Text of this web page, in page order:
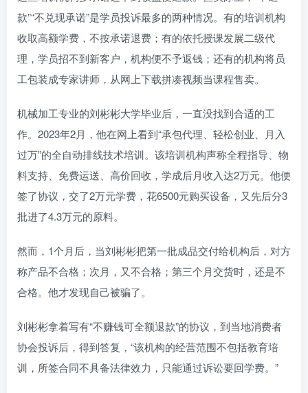
款”“不兑现承诺”是学员投诉最多的两种情况。有的培训机构
收取高额学费，不按承诺退费；有的依托授课发展二级代
理，学员招不到新客户，机构便不予返钱；还有的机构将员
工包装成专家讲师，从网上下载拼凑视频当课程售卖。
机械加工专业的刘彬彬大学毕业后，一直没找到合适的工
作。2023年2月，他在网上看到“承包代理、轻松创业、月入
过万”的全自动排线技术培训。该培训机构声称全程指导、物
料支持、免费运送、高价回收，学成后月收入达2万元。他便
签了协议，交了2万元学费，花6500元购买设备，又先后分3
批进了4.3万元的原料。
然而，1个月后，当刘彬彬把第一批成品交付给机构后，对方
称产品不合格；次月，又不合格；第三个月交货时，还是不
合格。他才发现自己被骗了。
刘彬彬拿着写有“不赚钱可全额退款”的协议，到当地消费者
协会投诉后，得到答复，“该机构的经营范围不包括教育培
训，所签合同不具备法律效力，只能通过诉讼要回学费。”